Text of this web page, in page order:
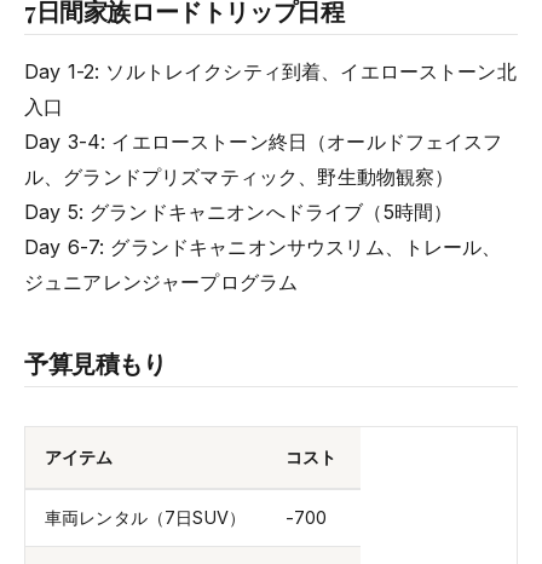
7日間家族ロードトリップ日程
Day 1-2: ソルトレイクシティ到着、イエローストーン北
入口
Day 3-4: イエローストーン終日（オールドフェイスフ
ル、グランドプリズマティック、野生動物観察）
Day 5: グランドキャニオンへドライブ（5時間）
Day 6-7: グランドキャニオンサウスリム、トレール、
ジュニアレンジャープログラム
予算見積もり
アイテム コスト
車両レンタル（7日SUV） -700